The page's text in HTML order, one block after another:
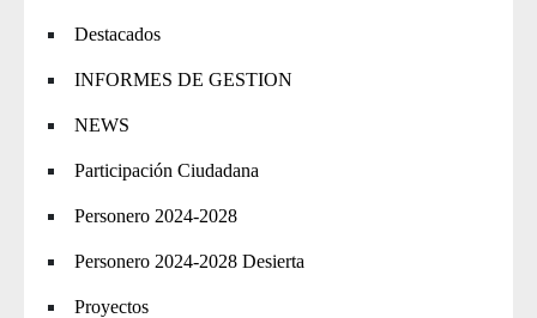
Destacados
INFORMES DE GESTION
NEWS
Participación Ciudadana
Personero 2024-2028
Personero 2024-2028 Desierta
Proyectos